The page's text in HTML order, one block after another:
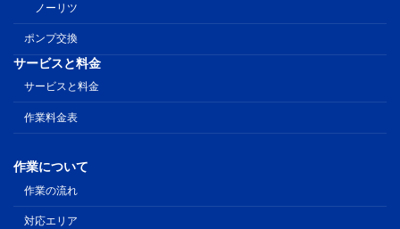
ノーリツ
ポンプ交換
サービスと料金
サービスと料金
作業料金表
作業について
作業の流れ
対応エリア